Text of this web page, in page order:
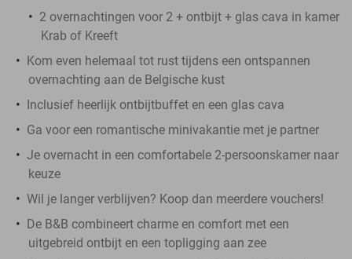
2 overnachtingen voor 2 + ontbijt + glas cava in kamer
Krab of Kreeft
Kom even helemaal tot rust tijdens een ontspannen
overnachting aan de Belgische kust
Inclusief heerlijk ontbijtbuffet en een glas cava
Ga voor een romantische minivakantie met je partner
Je overnacht in een comfortabele 2-persoonskamer naar
keuze
Wil je langer verblijven? Koop dan meerdere vouchers!
De B&B combineert charme en comfort met een
uitgebreid ontbijt en een topligging aan zee